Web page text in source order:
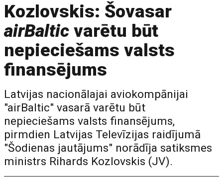
Kozlovskis: Šovasar
airBaltic varētu būt
nepieciešams valsts
finansējums
Latvijas nacionālajai aviokompānijai
"airBaltic" vasarā varētu būt
nepieciešams valsts finansējums,
pirmdien Latvijas Televīzijas raidījumā
"Šodienas jautājums" norādīja satiksmes
ministrs Rihards Kozlovskis (JV).